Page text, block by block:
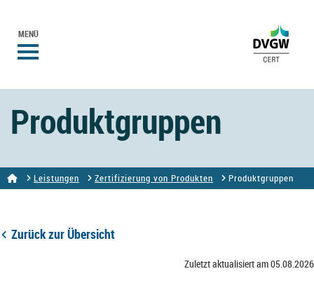
MENÜ
Produktgruppen
Leistungen Zertifizierung von Produkten Produktgruppen
Zurück zur Übersicht
Zuletzt aktualisiert am 05.08.2026